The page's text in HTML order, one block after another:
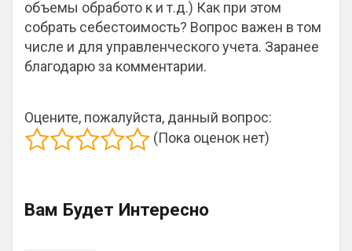
объемы обработо к и т.д.) Как при этом
собрать себестоимость? Вопрос важен в том
числе и для управленческого учета. Заранее
благодарю за комментарии.
Оцените, пожалуйста, данный вопрос:
(Пока оценок нет)
Вам Будет Интересно